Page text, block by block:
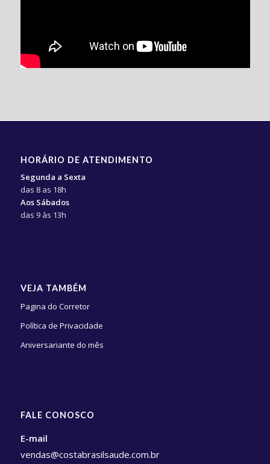
HORÁRIO DE ATENDIMENTO
Segunda a Sexta
das 8 as 18h
Aos Sábados
das 9 às 13h
VEJA TAMBÉM
Pagina do Corretor
Política de Privacidade
Aniversariante do mês
FALE CONOSCO
E-mail
vendas@costabrasilsaude.com.br